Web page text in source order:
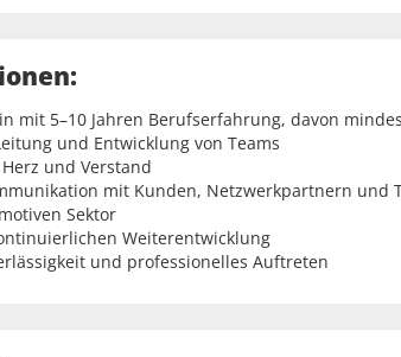
mit 5–10 Jahren Berufserfahrung, davon
und Entwicklung von Teams
und Verstand
mit Kunden, Netzwerkpartnern und
Sektor
Weiterentwicklung
und professionelles Auftreten